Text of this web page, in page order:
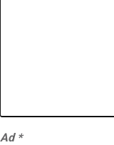
Ad *